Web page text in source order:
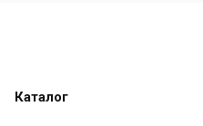
Каталог